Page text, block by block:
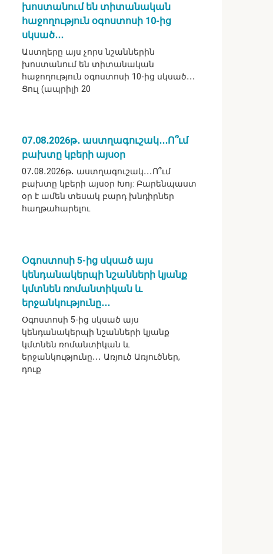
խոստանում են տիտանական
հաջողություն օգոստոսի 10-ից
սկսած․․․
Աստղերը այս չորս նշաններին
խոստանում են տիտանական
հաջողություն օգոստոսի 10-ից սկսած․․․
Ցուլ (ապրիլի 20
07․08․2026թ․ աստղագուշակ․․․Ո՞ւմ
բախտը կբերի այսօր
07․08․2026թ․ աստղագուշակ․․․Ո՞ւմ
բախտը կբերի այսօր Խոյ: Բարենպաստ
օր է ամեն տեսակ բարդ խնդիրներ
հաղթահարելու
Օգոստոսի 5-ից սկսած այս
կենդանակերպի նշանների կյանք
կմտնեն ռոմանտիկան և
երջանկությունը․․․
Օգոստոսի 5-ից սկսած այս
կենդանակերպի նշանների կյանք
կմտնեն ռոմանտիկան և
երջանկությունը․․․ Առյուծ Առյուծներ,
դուք